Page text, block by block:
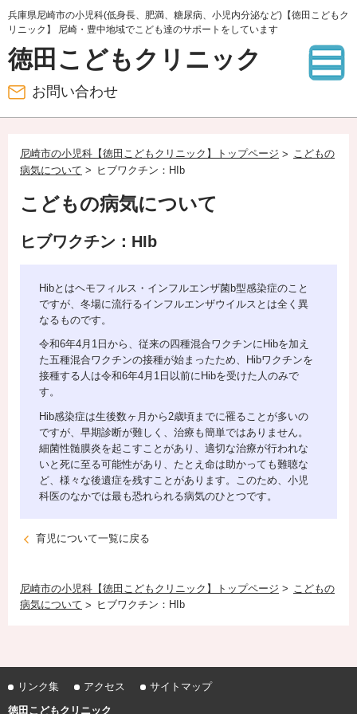
兵庫県尼崎市の小児科(低身長、肥満、糖尿病、小児内分泌など)【徳田こどもク
リニック】 尼崎・豊中地域でこども達のサポートをしています
徳田こどもクリニック
お問い合わせ
尼崎市の小児科【徳田こどもクリニック】トップページ
こどもの
病気について
ヒブワクチン：HIb
こどもの病気について
ヒブワクチン：HIb
Hibとはヘモフィルス・インフルエンザ菌b型感染症のこと
ですが、冬場に流行るインフルエンザウイルスとは全く異
なるものです。
令和6年4月1日から、従来の四種混合ワクチンにHibを加え
た五種混合ワクチンの接種が始まったため、Hibワクチンを
接種する人は令和6年4月1日以前にHibを受けた人のみで
す。
Hib感染症は生後数ヶ月から2歳頃までに罹ることが多いの
ですが、早期診断が難しく、治療も簡単ではありません。
細菌性髄膜炎を起こすことがあり、適切な治療が行われな
いと死に至る可能性があり、たとえ命は助かっても難聴な
ど、様々な後遺症を残すことがあります。このため、小児
科医のなかでは最も恐れられる病気のひとつです。
育児について一覧に戻る
尼崎市の小児科【徳田こどもクリニック】トップページ
こどもの
病気について
ヒブワクチン：HIb
リンク集 アクセス
サイトマップ
徳田こどもクリニック